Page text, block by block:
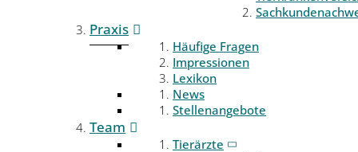
Praxis
Häufige Fragen
Impressionen
Lexikon
News
Stellenangebote
Team
Tierärzte